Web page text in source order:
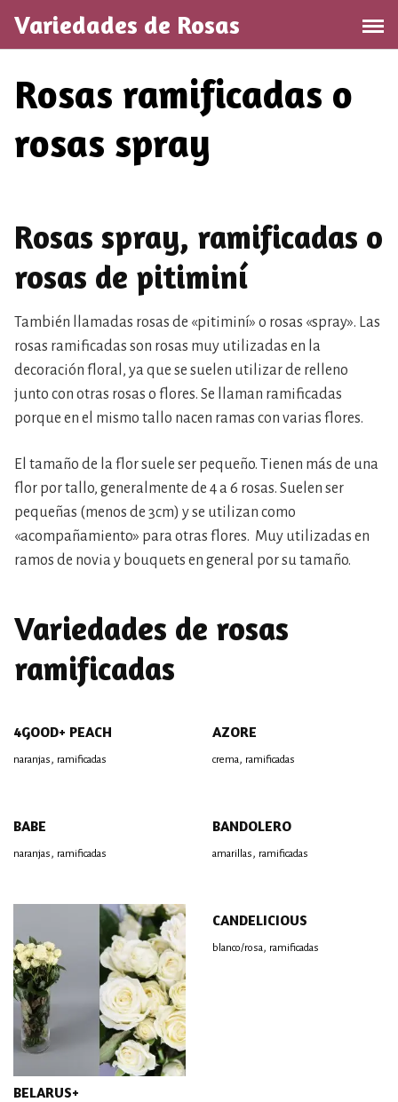
contenido
Variedades de Rosas
Rosas ramificadas o
rosas spray
Rosas spray, ramificadas o
rosas de pitiminí
También llamadas rosas de «pitiminí» o rosas «spray». Las
rosas ramificadas son rosas muy utilizadas en la
decoración floral, ya que se suelen utilizar de relleno
junto con otras rosas o flores. Se llaman ramificadas
porque en el mismo tallo nacen ramas con varias flores.
El tamaño de la flor suele ser pequeño. Tienen más de una
flor por tallo, generalmente de 4 a 6 rosas. Suelen ser
pequeñas (menos de 3cm) y se utilizan como
«acompañamiento» para otras flores. Muy utilizadas en
ramos de novia y bouquets en general por su tamaño.
Variedades de rosas
ramificadas
4GOOD+ PEACH
naranjas, ramificadas
AZORE
crema, ramificadas
BABE
naranjas, ramificadas
BANDOLERO
amarillas, ramificadas
BELARUS+
CANDELICIOUS
blanco/rosa, ramificadas